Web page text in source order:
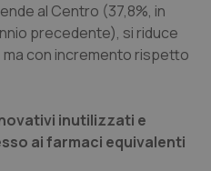
al Centro (37,8%, in
precedente), si riduce
ma con incremento rispetto
inutilizzati e
ai farmaci equivalenti